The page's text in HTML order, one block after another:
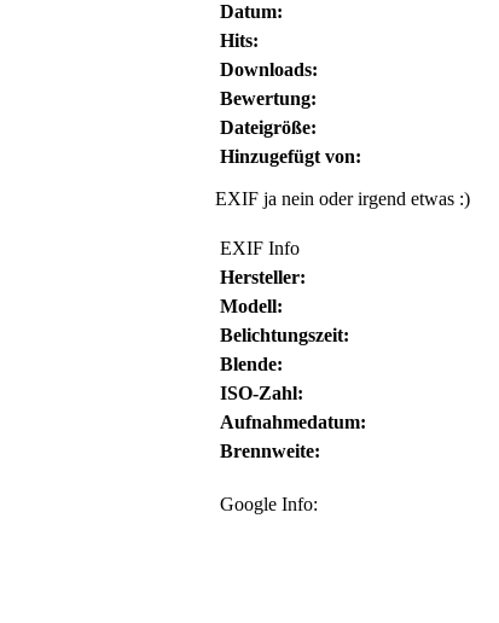
Datum:
Hits:
Downloads:
Bewertung:
Dateigröße:
Hinzugefügt von:
EXIF ja nein oder irgend etwas :)
EXIF Info
Hersteller:
Modell:
Belichtungszeit:
Blende:
ISO-Zahl:
Aufnahmedatum:
Brennweite:
Google Info: